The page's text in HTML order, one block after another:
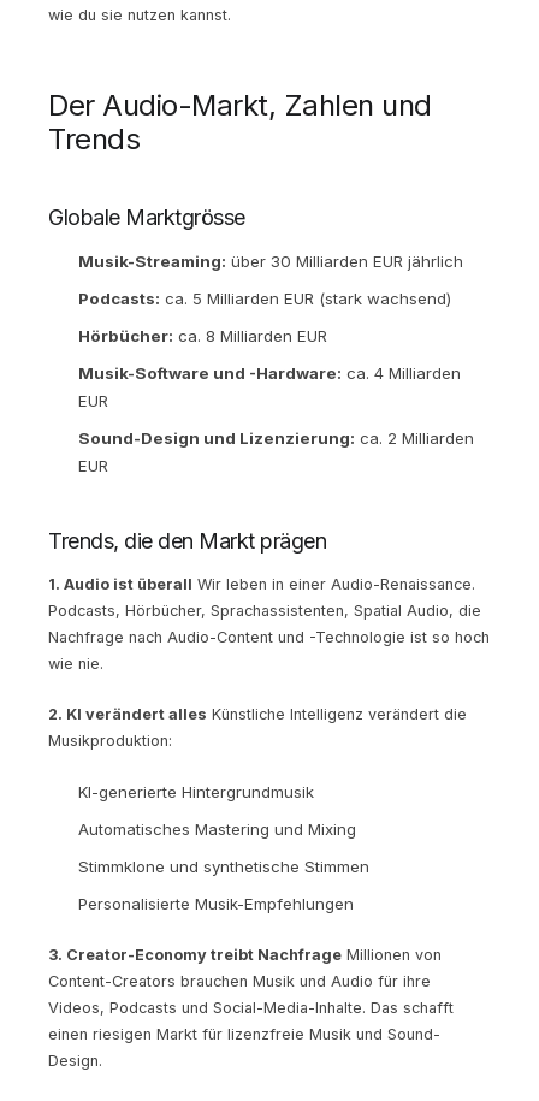
wie du sie nutzen kannst.
Der Audio-Markt, Zahlen und
Trends
Globale Marktgrösse
Musik-Streaming: über 30 Milliarden EUR jährlich
Podcasts: ca. 5 Milliarden EUR (stark wachsend)
Hörbücher: ca. 8 Milliarden EUR
Musik-Software und -Hardware: ca. 4 Milliarden
EUR
Sound-Design und Lizenzierung: ca. 2 Milliarden
EUR
Trends, die den Markt prägen
1. Audio ist überall Wir leben in einer Audio-Renaissance.
Podcasts, Hörbücher, Sprachassistenten, Spatial Audio, die
Nachfrage nach Audio-Content und -Technologie ist so hoch
wie nie.
2. KI verändert alles Künstliche Intelligenz verändert die
Musikproduktion:
KI-generierte Hintergrundmusik
Automatisches Mastering und Mixing
Stimmklone und synthetische Stimmen
Personalisierte Musik-Empfehlungen
3. Creator-Economy treibt Nachfrage Millionen von
Content-Creators brauchen Musik und Audio für ihre
Videos, Podcasts und Social-Media-Inhalte. Das schafft
einen riesigen Markt für lizenzfreie Musik und Sound-
Design.